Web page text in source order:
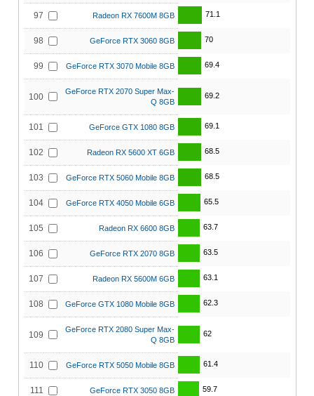
97 Radeon RX 7600M 8GB 71.1
98 GeForce RTX 3060 8GB 70
99 GeForce RTX 3070 Mobile 8GB 69.4
100
GeForce RTX 2070 Super Max-
Q 8GB
69.2
101 GeForce GTX 1080 8GB 69.1
102 Radeon RX 5600 XT 6GB 68.5
103 GeForce RTX 5060 Mobile 8GB 68.5
104 GeForce RTX 4050 Mobile 6GB 65.5
105 Radeon RX 6600 8GB 63.7
106 GeForce RTX 2070 8GB 63.5
107 Radeon RX 5600M 6GB 63.1
108 GeForce GTX 1080 Mobile 8GB 62.3
109
GeForce RTX 2080 Super Max-
Q 8GB
62
110 GeForce RTX 5050 Mobile 8GB 61.4
111 GeForce RTX 3050 8GB 59.7